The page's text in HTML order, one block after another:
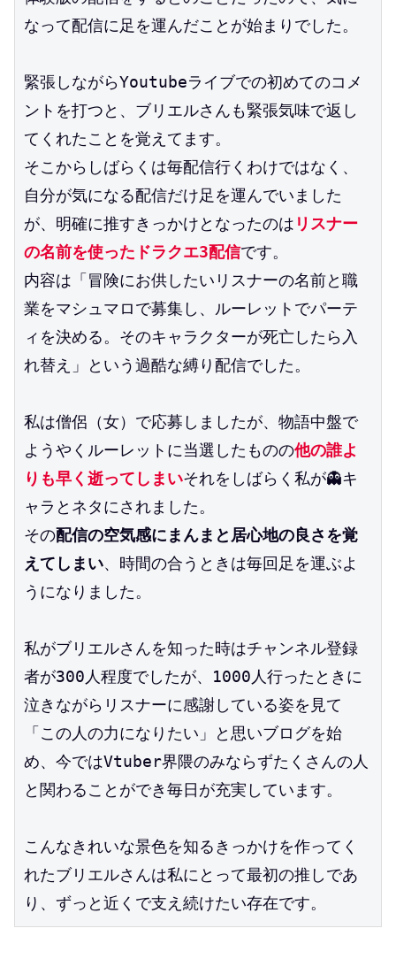
なって配信に足を運んだことが始まりでした。
緊張しながらYoutubeライブでの初めてのコメ
ントを打つと、ブリエルさんも緊張気味で返し
てくれたことを覚えてます。
そこからしばらくは毎配信行くわけではなく、
自分が気になる配信だけ足を運んでいました
が、明確に推すきっかけとなったのは リスナー
の名前を使ったドラクエ3配信です。
内容は「冒険にお供したいリスナーの名前と職
業をマシュマロで募集し、ルーレットでパーテ
ィを決める。そのキャラクターが死亡したら入
れ替え」という過酷な縛り配信でした。
私は僧侶（女）で応募しましたが、物語中盤で
ようやくルーレットに当選したものの他の誰よ
りも早く逝ってしまいそれをしばらく私が👻キ
ャラとネタにされました。
その配信の空気感にまんまと居心地の良さを覚
えてしまい、時間の合うときは毎回足を運ぶよ
うになりました。
私がブリエルさんを知った時はチャンネル登録
者が300人程度でしたが、1000人行ったときに
泣きながらリスナーに感謝している姿を見て
「この人の力になりたい」と思いブログを始
め、今ではVtuber界隈のみならずたくさんの人
と関わることができ毎日が充実しています。
こんなきれいな景色を知るきっかけを作ってく
れたブリエルさんは私にとって最初の推しであ
り、ずっと近くで支え続けたい存在です。